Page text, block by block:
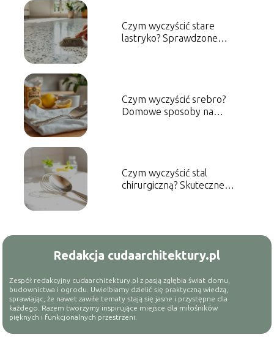
Czym wyczyścić stare
lastryko? Sprawdzone
Czym wyczyścić srebro?
Domowe sposoby na
Czym wyczyścić stal
chirurgiczną? Skuteczne
Redakcja cudaarchitektury.pl
Zespół redakcyjny cudaarchitektury.pl z pasją zgłębia świat domu,
budownictwa i ogrodu. Uwielbiamy dzielić się praktyczną wiedzą,
sprawiając, że nawet zawiłe tematy stają się jasne i przystępne dla
każdego. Razem tworzymy inspirujące miejsce dla miłośników
pięknych i funkcjonalnych przestrzeni.